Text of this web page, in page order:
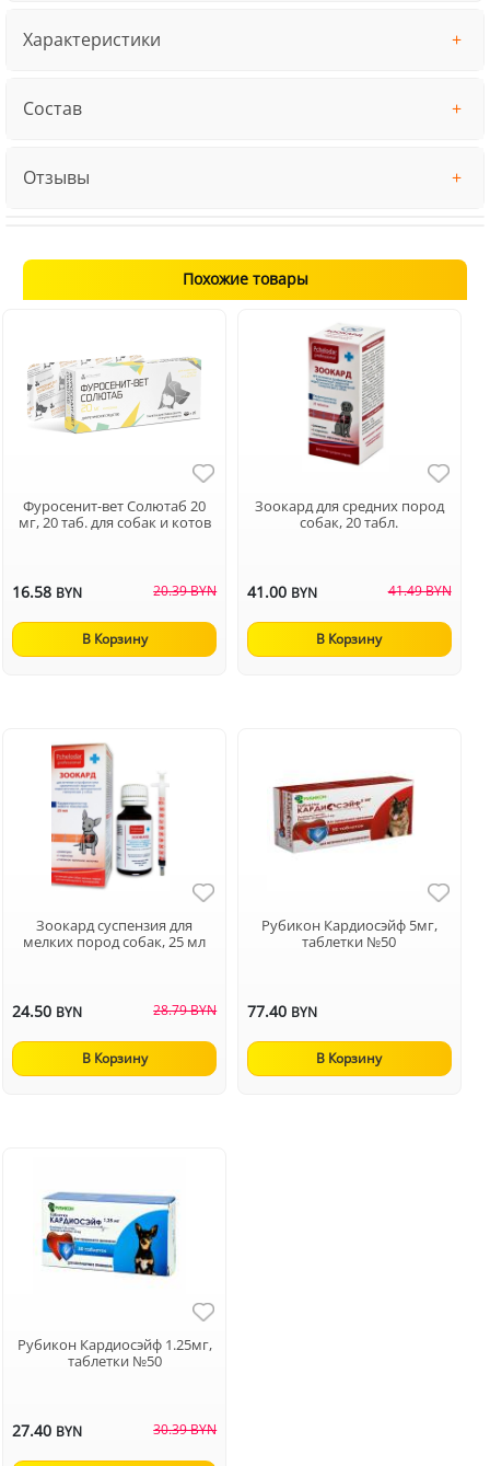
Характеристики
Состав
Отзывы
Похожие товары
Фуросенит-вет Солютаб 20
мг, 20 таб. для собак и котов
16.58 BYN 20.39 BYN
В Корзину
Зоокард для средних пород
собак, 20 табл.
41.00 BYN 41.49 BYN
В Корзину
Зоокард суспензия для
мелких пород собак, 25 мл
24.50 BYN 28.79 BYN
В Корзину
Рубикон Кардиосэйф 5мг,
таблетки №50
77.40 BYN
В Корзину
Рубикон Кардиосэйф 1.25мг,
таблетки №50
27.40 BYN 30.39 BYN